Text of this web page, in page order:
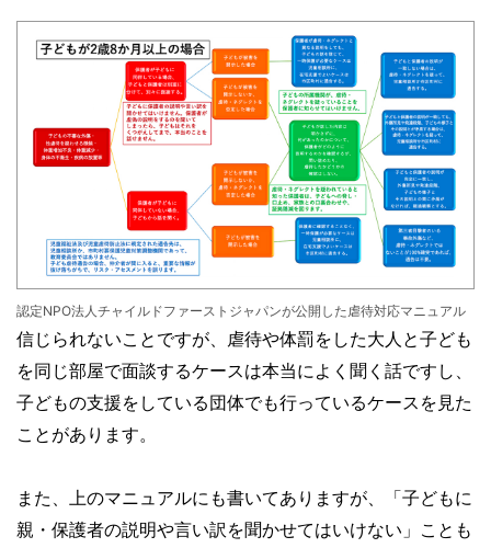
認定NPO法人チャイルドファーストジャパンが公開した虐待対応マニュアル
信じられないことですが、虐待や体罰をした大人と子ども
を同じ部屋で面談するケースは本当によく聞く話ですし、
子どもの支援をしている団体でも行っているケースを見た
ことがあります。
また、上のマニュアルにも書いてありますが、「子どもに
親・保護者の説明や言い訳を聞かせてはいけない」ことも